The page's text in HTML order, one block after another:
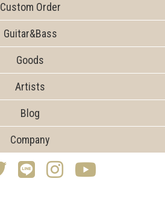
Custom Order
Guitar&Bass
Goods
Artists
Blog
Company